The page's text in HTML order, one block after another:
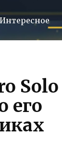
Solo
его